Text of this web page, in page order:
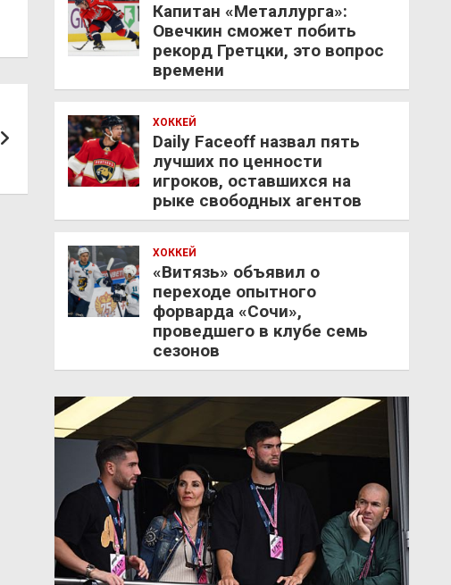
Капитан «Металлурга»:
Овечкин сможет побить
рекорд Гретцки, это вопрос
времени
ХОККЕЙ
Daily Faceoff назвал пять
лучших по ценности
игроков, оставшихся на
рыке свободных агентов
ХОККЕЙ
«Витязь» объявил о
переходе опытного
форварда «Сочи»,
проведшего в клубе семь
сезонов